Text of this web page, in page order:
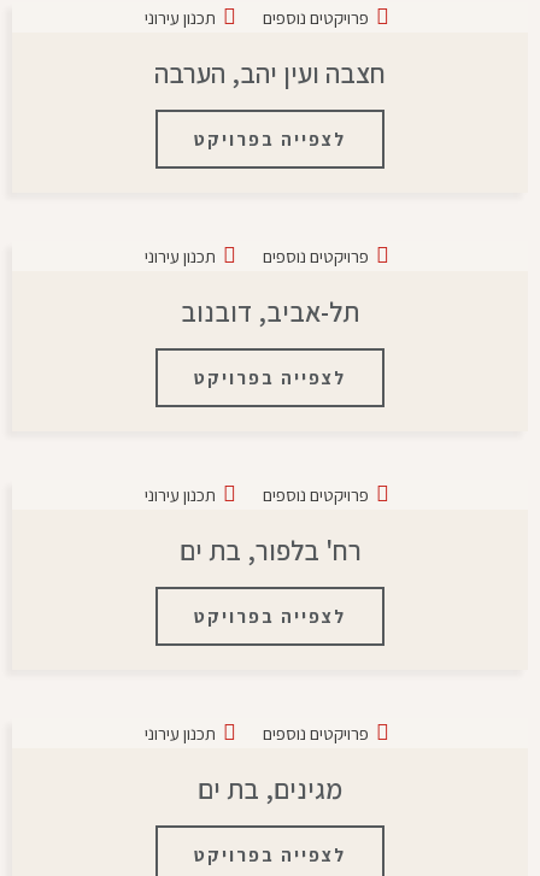
פרויקטים נוספים תכנון עירוני
חצבה ועין יהב, הערבה
לצפייה בפרויקט
פרויקטים נוספים תכנון עירוני
תל-אביב, דובנוב
לצפייה בפרויקט
פרויקטים נוספים תכנון עירוני
רח' בלפור, בת ים
לצפייה בפרויקט
פרויקטים נוספים תכנון עירוני
מגינים, בת ים
לצפייה בפרויקט